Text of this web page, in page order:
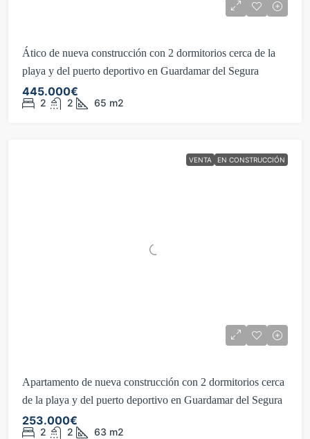
Ático de nueva construcción con 2 dormitorios cerca de la
playa y del puerto deportivo en Guardamar del Segura
445.000€
2 2 65 m2
VENTA EN CONSTRUCCIÓN
Apartamento de nueva construcción con 2 dormitorios cerca
de la playa y del puerto deportivo en Guardamar del Segura
253.000€
2 2 63 m2